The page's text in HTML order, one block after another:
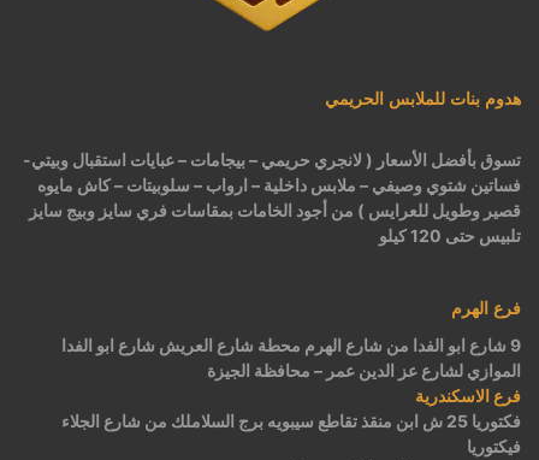
هدوم بنات للملابس الحريمي
تسوق بأفضل الأسعار ( لانجري حريمي – بيجامات – عبايات استقبال وبيتي-
فساتين شتوي وصيفي – ملابس داخلية – ارواب – سلوبيتات – كاش مايوه
قصير وطويل للعرايس ) من أجود الخامات بمقاسات فري سايز وبيج سايز
تلبيس حتى 120 كيلو
فرع الهرم
9 شارع ابو الفدا من شارع الهرم محطة شارع العريش شارع ابو الفدا
الموازي لشارع عز الدين عمر – محافظة الجيزة
فرع الاسكندرية
فكتوريا 25 ش ابن منقذ تقاطع سيبويه برج السلاملك من شارع الجلاء
فيكتوريا